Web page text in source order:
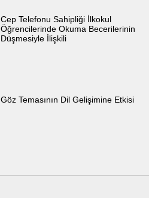
Cep Telefonu Sahipliği İlkokul
Öğrencilerinde Okuma Becerilerinin
Düşmesiyle İlişkili
Göz Temasının Dil Gelişimine Etkisi